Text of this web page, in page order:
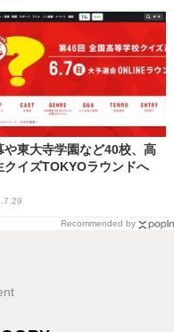
や東大寺学園など40校、高
クイズTOKYOラウンドへ
Recommended by